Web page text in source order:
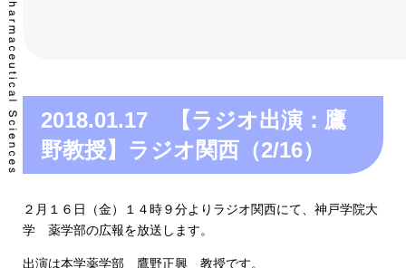
2018.01.17 【ラジオ出演：鷹
野教授】ラジオ関西（2/16）
２月１６日（金）１４時９分よりラジオ関西にて、神戸学院大
学 薬学部の広報を放送します。
出演は本学薬学部 鷹野正興 教授です。